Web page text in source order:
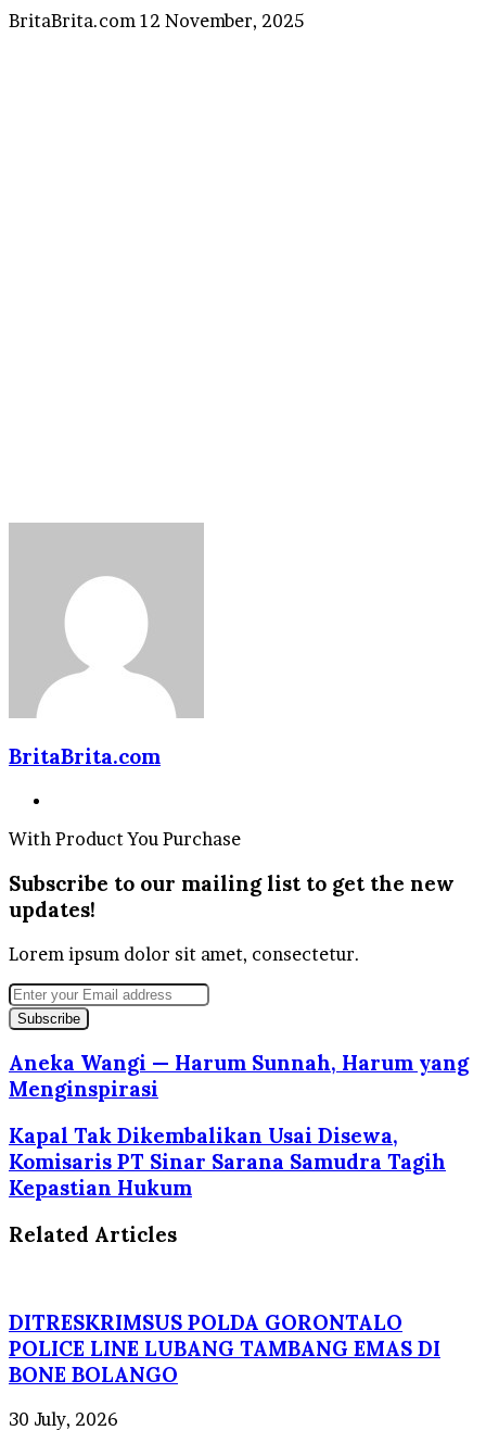
BritaBrita.com Send
12 November, 2025
BritaBrita.com
With Product You Purchase
Subscribe to our mailing list to get the new
updates!
Lorem ipsum dolor sit amet, consectetur.
Enter
your
Email
address
Aneka Wangi — Harum Sunnah, Harum yang
Menginspirasi
Kapal Tak Dikembalikan Usai Disewa,
Komisaris PT Sinar Sarana Samudra Tagih
Kepastian Hukum
Related Articles
DITRESKRIMSUS POLDA GORONTALO
POLICE LINE LUBANG TAMBANG EMAS DI
BONE BOLANGO
30 July, 2026